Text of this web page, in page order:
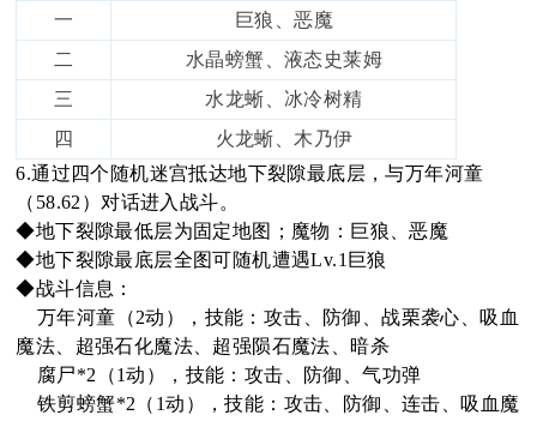
一
巨狼、恶魔
二
水晶螃蟹、液态史莱姆
三
水龙蜥、冰冷树精
四
火龙蜥、木乃伊
6.通过四个随机迷宫抵达地下裂隙最底层，与万年河童
（58.62）对话进入战斗。
◆地下裂隙最低层为固定地图；魔物：巨狼、恶魔
◆地下裂隙最底层全图可随机遭遇Lv.1巨狼
◆战斗信息：
万年河童（2动），技能：攻击、防御、战栗袭心、吸血
魔法、超强石化魔法、超强陨石魔法、暗杀
腐尸*2（1动），技能：攻击、防御、气功弹
铁剪螃蟹*2（1动），技能：攻击、防御、连击、吸血魔